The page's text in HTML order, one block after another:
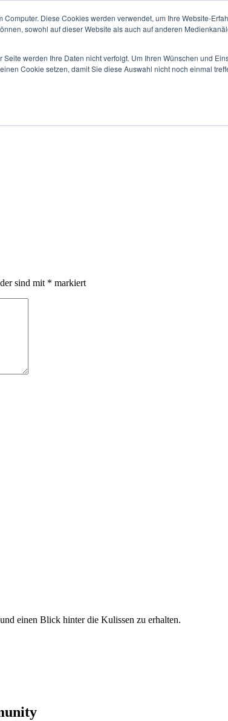
Computer. Diese Cookies werden verwendet, um Ihre Website-
sowohl auf dieser Website als auch auf anderen
Seite werden Ihre Daten nicht verfolgt. Um Ihren Wünschen und
Cookie setzen, damit Sie diese Auswahl nicht noch einmal
sind mit * markiert
einen Blick hinter die Kulissen zu erhalten.